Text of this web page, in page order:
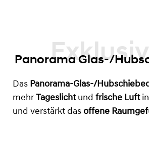
Panorama Glas-/
Das Panorama-Glas-/
mehr Tageslichtund frische Luftin
und verstärkt das offene